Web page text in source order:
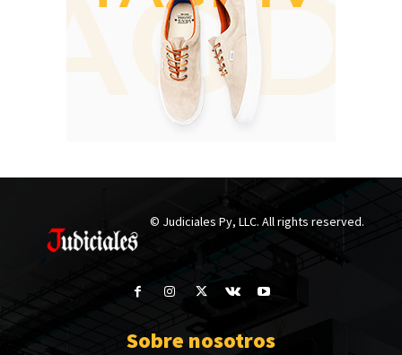
© Judiciales Py, LLC. All rights reserved.
Sobre nosotros